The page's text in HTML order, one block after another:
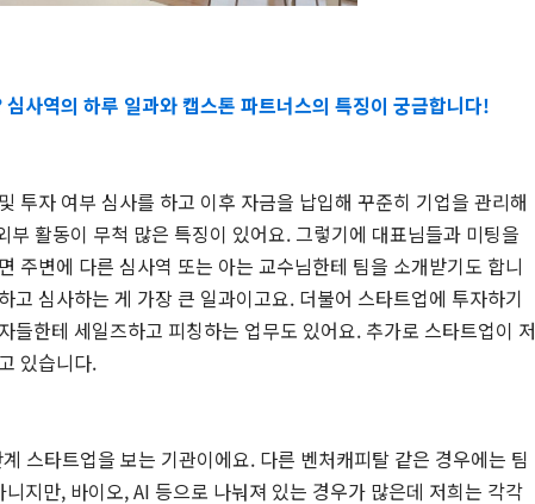
사역의 하루 일과와 캡스톤 파트너스의 특징이 궁금합니다!
투자 여부 심사를 하고 이후 자금을 납입해 꾸준히 기업을 관리해
활동이 무척 많은 특징이 있어요. 그렇기에 대표님들과 미팅을
주변에 다른 심사역 또는 아는 교수님한테 팀을 소개받기도 합니
심사하는 게 가장 큰 일과이고요. 더불어 스타트업에 투자하기
한테 세일즈하고 피칭하는 업무도 있어요. 추가로 스타트업이 저
있습니다.
스타트업을 보는 기관이에요. 다른 벤처캐피탈 같은 경우에는 팀
지만, 바이오, AI 등으로 나눠져 있는 경우가 많은데 저희는 각각